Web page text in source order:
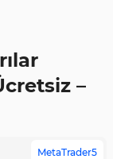
–
MetaTrader5